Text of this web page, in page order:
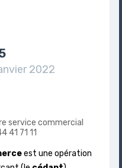
2022
service commercial
41 71 11
est une opération